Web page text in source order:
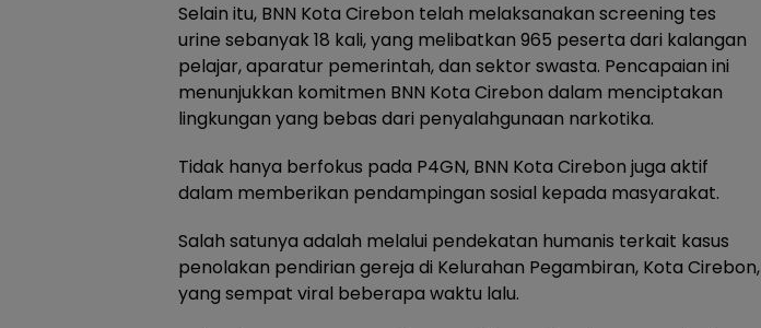
Selain itu, BNN Kota Cirebon telah melaksanakan screening tes
urine sebanyak 18 kali, yang melibatkan 965 peserta dari kalangan
pelajar, aparatur pemerintah, dan sektor swasta. Pencapaian ini
menunjukkan komitmen BNN Kota Cirebon dalam menciptakan
lingkungan yang bebas dari penyalahgunaan narkotika.
Tidak hanya berfokus pada P4GN, BNN Kota Cirebon juga aktif
dalam memberikan pendampingan sosial kepada masyarakat.
Salah satunya adalah melalui pendekatan humanis terkait kasus
penolakan pendirian gereja di Kelurahan Pegambiran, Kota Cirebon,
yang sempat viral beberapa waktu lalu.